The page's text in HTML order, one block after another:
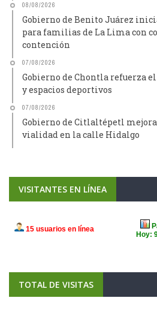
08/08/2026
Gobierno de Benito Juárez
para familias de La Lima con
contención
07/08/2026
Gobierno de Chontla refuerza
y espacios deportivos
07/08/2026
Gobierno de Citlaltépetl
vialidad en la calle Hidalgo
VISITANTES EN LÍNEA
TOTAL DE VISITAS